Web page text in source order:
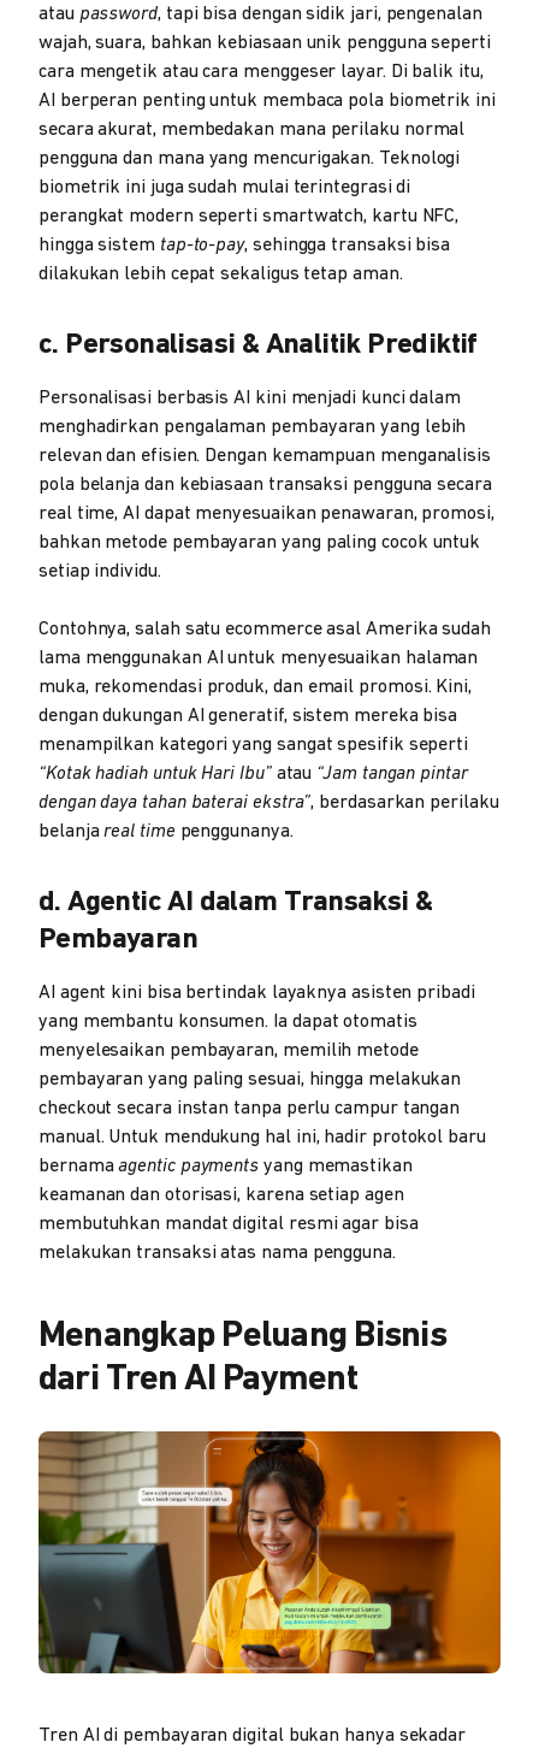
atau password, tapi bisa dengan sidik jari, pengenalan
wajah, suara, bahkan kebiasaan unik pengguna seperti
cara mengetik atau cara menggeser layar. Di balik itu,
AI berperan penting untuk membaca pola biometrik ini
secara akurat, membedakan mana perilaku normal
pengguna dan mana yang mencurigakan. Teknologi
biometrik ini juga sudah mulai terintegrasi di
perangkat modern seperti smartwatch, kartu NFC,
hingga sistem tap-to-pay, sehingga transaksi bisa
dilakukan lebih cepat sekaligus tetap aman.
c. Personalisasi & Analitik Prediktif
Personalisasi berbasis AI kini menjadi kunci dalam
menghadirkan pengalaman pembayaran yang lebih
relevan dan efisien. Dengan kemampuan menganalisis
pola belanja dan kebiasaan transaksi pengguna secara
real time, AI dapat menyesuaikan penawaran, promosi,
bahkan metode pembayaran yang paling cocok untuk
setiap individu.
Contohnya, salah satu ecommerce asal Amerika sudah
lama menggunakan AI untuk menyesuaikan halaman
muka, rekomendasi produk, dan email promosi. Kini,
dengan dukungan AI generatif, sistem mereka bisa
menampilkan kategori yang sangat spesifik seperti
“Kotak hadiah untuk Hari Ibu”atau “Jam tangan pintar
dengan daya tahan baterai ekstra”, berdasarkan perilaku
belanjareal time penggunanya.
d. Agentic AI dalam Transaksi &
Pembayaran
AI agent kini bisa bertindak layaknya asisten pribadi
yang membantu konsumen. Ia dapat otomatis
menyelesaikan pembayaran, memilih metode
pembayaran yang paling sesuai, hingga melakukan
checkout secara instan tanpa perlu campur tangan
manual. Untuk mendukung hal ini, hadir protokol baru
bernamaagentic payments yang memastikan
keamanan dan otorisasi, karena setiap agen
membutuhkan mandat digital resmi agar bisa
melakukan transaksi atas nama pengguna.
Menangkap Peluang Bisnis
dari Tren AI Payment
Tren AI di pembayaran digital bukan hanya sekadar